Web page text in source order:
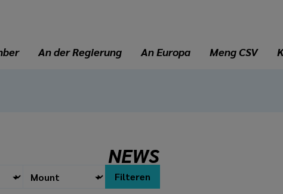
An der Regierung An Europa Meng CSV
NEWS